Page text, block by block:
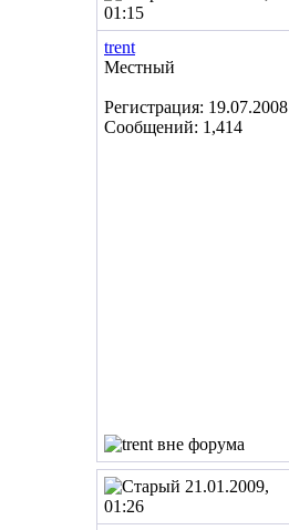
01:15
trent
Местный
Регистрация: 19.07.2008
Сообщений: 1,414
21.01.2009,
01:26